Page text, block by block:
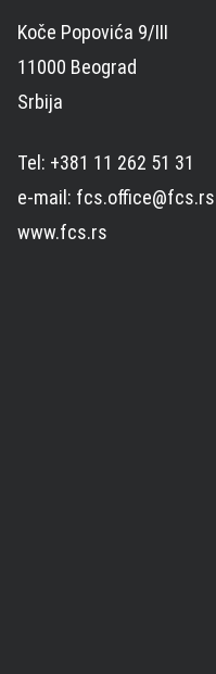
Koče Popovića 9/III
11000 Beograd
Srbija
Tel: +381 11 262 51 31
e-mail: fcs.office@fcs.rs
www.fcs.rs